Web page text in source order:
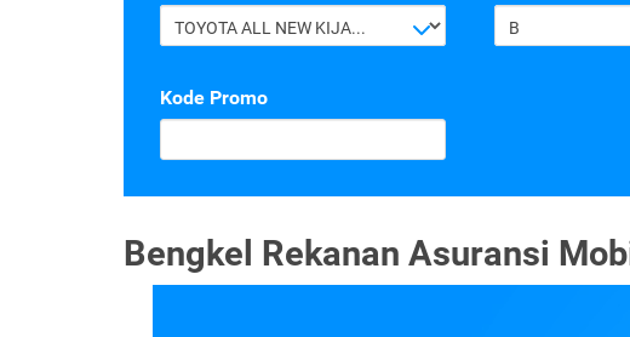
TOYOTA ALL NEW KIJANG INNOVA G 2.4 A/T DIESEL B
Kode Promo
Bengkel Rekanan Asuransi